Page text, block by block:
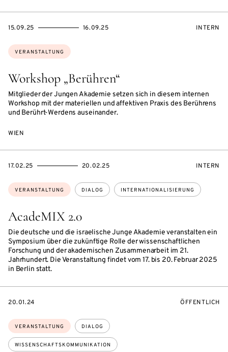
Workshop „Berühren“
Mitglieder der Jungen Akademie setzen sich in diesem internen
Workshop mit der materiellen und affektiven Praxis des Berührens
und Berührt-Werdens auseinander.
Themen:
VERANSTALTUNG
EVENTBEGINSON
15.09.25
EVENTENDSON 16.09.25 INTERN
WIEN
AcadeMIX 2.0
Die deutsche und die israelische Junge Akademie veranstalten ein
Symposium über die zukünftige Rolle der wissenschaftlichen
Forschung und der akademischen Zusammenarbeit im 21.
Jahrhundert. Die Veranstaltung findet vom 17. bis 20. Februar 2025
in Berlin statt.
Themen:
VERANSTALTUNG DIALOG INTERNATIONALISIERUNG
EVENTBEGINSON
17.02.25
EVENTENDSON 20.02.25 INTERN
Themen:
VERANSTALTUNG DIALOG
WISSENSCHAFTSKOMMUNIKATION
EVENTBEGINSON
20.01.24 ÖFFENTLICH